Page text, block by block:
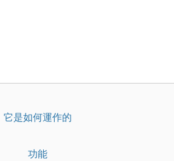
它是如何運作的
功能